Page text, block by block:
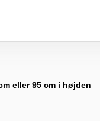
eller 95 cm i højden